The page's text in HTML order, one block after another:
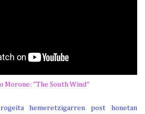
Morone: "The South Wind"
hemeretzigarren post honetan